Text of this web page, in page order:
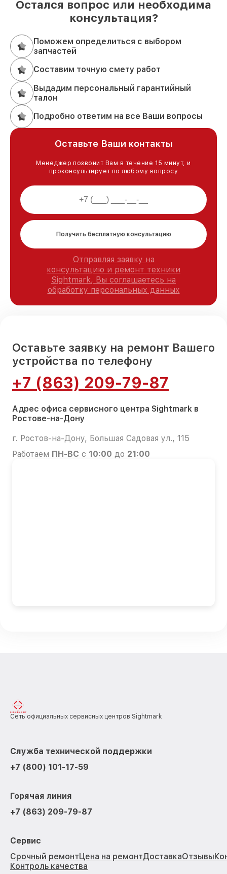
Остался вопрос или необходима
консультация?
Поможем определиться с выбором
запчастей
Составим точную смету работ
Выдадим персональный гарантийный
талон
Подробно ответим на все Ваши вопросы
Оставьте Ваши контакты
Менеджер позвонит Вам в течение 15 минут, и
проконсультирует по любому вопросу
Получить бесплатную консультацию
Отправляя заявку на
консультацию и ремонт техники
Sightmark, Вы соглашаетесь на
обработку персональных данных
Оставьте заявку на ремонт Вашего
устройства по телефону
+7 (863) 209-79-87
Адрес офиса сервисного центра Sightmark в
Ростове-на-Дону
г. Ростов-на-Дону, Большая Садовая ул., 115
Работаем ПН-ВС с 10:00 до 21:00
Сеть официальных сервисных центров Sightmark
Служба технической поддержки
+7 (800) 101-17-59
Горячая линия
+7 (863) 209-79-87
Сервис
Срочный ремонтЦена на ремонтДоставкаОтзывы
Контроль качества